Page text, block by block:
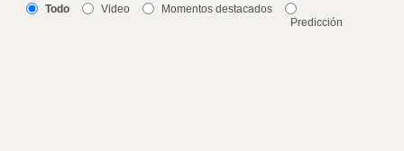
Todo Video
Momentos destacados
Predicción